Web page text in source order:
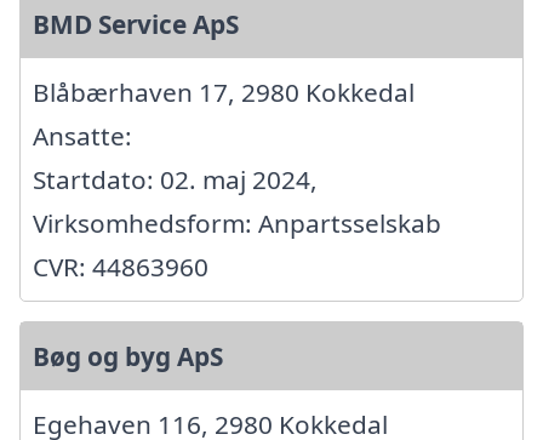
BMD Service ApS
Blåbærhaven 17, 2980 Kokkedal
Ansatte:
Startdato: 02. maj 2024,
Virksomhedsform: Anpartsselskab
CVR: 44863960
Bøg og byg ApS
Egehaven 116, 2980 Kokkedal